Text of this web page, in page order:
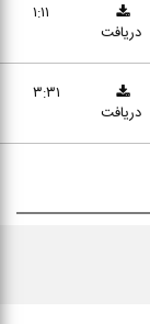
۱:۱۱
دریافت
۳:۳۱
دریافت